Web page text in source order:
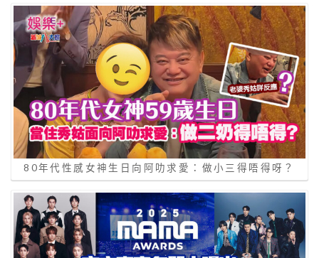
80年代性感女神生日向阿叻求愛：做小三得唔得呀？